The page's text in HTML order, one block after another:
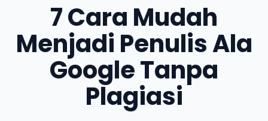
7 Cara Mudah
Menjadi Penulis Ala
Google Tanpa
Plagiasi